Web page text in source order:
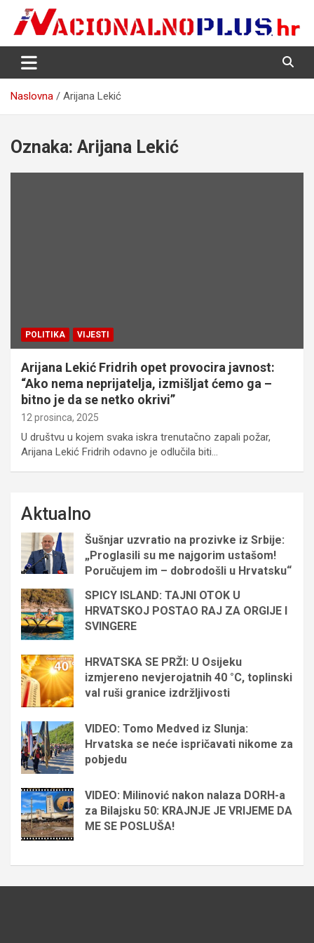
content
NacionalnoPlus.hr
Nacija želi znati više
Naslovna Arijana Lekić
Oznaka: Arijana Lekić
POLITIKA VIJESTI
Arijana Lekić Fridrih opet provocira javnost:
“Ako nema neprijatelja, izmišljat ćemo ga –
bitno je da se netko okrivi”
12 prosinca, 2025
U društvu u kojem svaka iskra trenutačno zapali požar,
Arijana Lekić Fridrih odavno je odlučila biti…
Aktualno
Šušnjar uzvratio na prozivke iz Srbije:
„Proglasili su me najgorim ustašom!
Poručujem im – dobrodošli u Hrvatsku“
SPICY ISLAND: TAJNI OTOK U
HRVATSKOJ POSTAO RAJ ZA ORGIJE I
SVINGERE
HRVATSKA SE PRŽI: U Osijeku
izmjereno nevjerojatnih 40 °C, toplinski
val ruši granice izdržljivosti
VIDEO: Tomo Medved iz Slunja:
Hrvatska se neće ispričavati nikome za
pobjedu
VIDEO: Milinović nakon nalaza DORH-a
za Bilajsku 50: KRAJNJE JE VRIJEME DA
ME SE POSLUŠA!